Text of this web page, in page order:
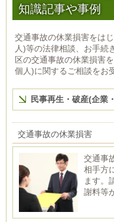
知識記事や事例
交通事故の休業損害をは
人)等の法律相談、お手続
区の交通事故の休業損害
個人)に関するご相談をお
民事再生・破産(企業
交通事故の休業損害
交通事
相手方
ます。
謝料等